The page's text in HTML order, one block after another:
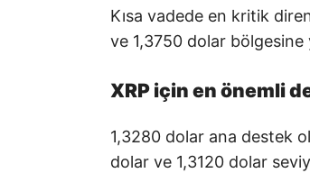
Kısa vadede en kritik
ve 1,3750 dolar bölgesine
XRP için en önemli
1,3280 dolar ana destek
dolar ve 1,3120 dolar